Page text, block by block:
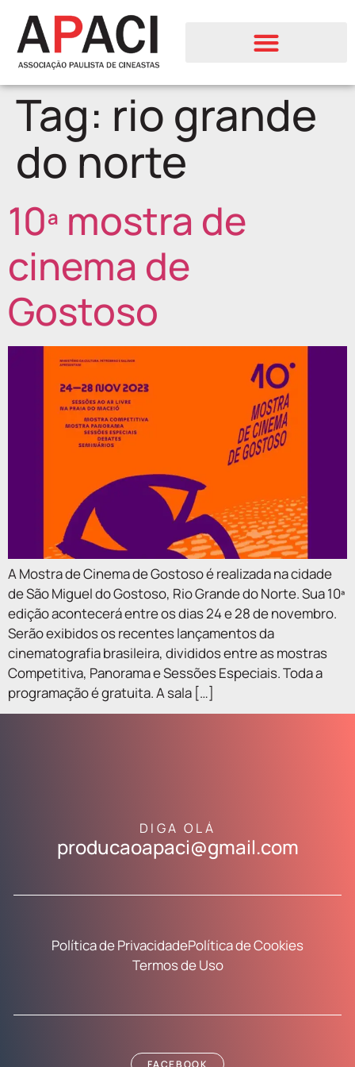
Tag: rio grande
do norte
10ª mostra de
cinema de
Gostoso
A Mostra de Cinema de Gostoso é realizada na cidade
de São Miguel do Gostoso, Rio Grande do Norte. Sua 10ª
edição acontecerá entre os dias 24 e 28 de novembro.
Serão exibidos os recentes lançamentos da
cinematografia brasileira, divididos entre as mostras
Competitiva, Panorama e Sessões Especiais. Toda a
programação é gratuita. A sala […]
DIGA OLÁ
producaoapaci@gmail.com
Política de PrivacidadePolítica de Cookies
Termos de Uso